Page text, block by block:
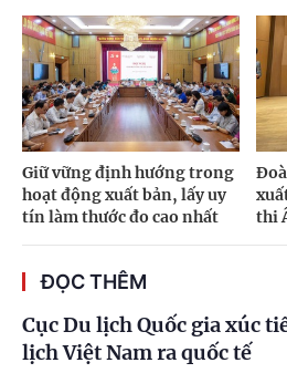
Giữ vững định hướng trong
hoạt động xuất bản, lấy uy
tín làm thước đo cao nhất
thi
ĐỌC THÊM
Cục Du lịch Quốc gia xúc
lịch Việt Nam ra quốc tế